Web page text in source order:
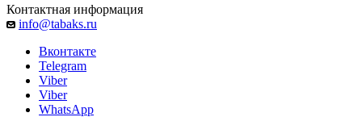
Контактная информация
info@tabaks.ru
Вконтакте
Telegram
Viber
Viber
WhatsApp